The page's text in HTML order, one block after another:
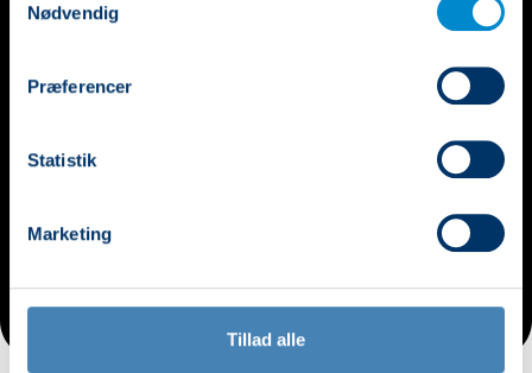
Nødvendig
Præferencer
Statistik
Marketing
Tillad alle